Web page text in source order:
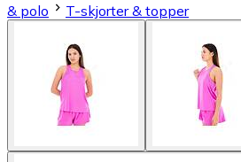
& polo
T-skjorter & topper